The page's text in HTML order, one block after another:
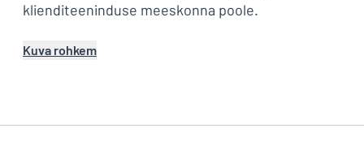
klienditeeninduse meeskonna poole.
Kuva rohkem